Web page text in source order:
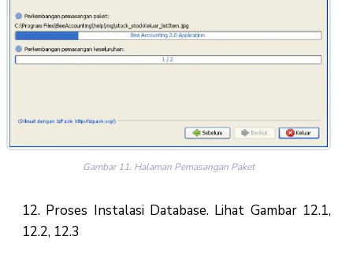
Gambar 11. Halaman Pemasangan Paket
12. Proses Instalasi Database. Lihat Gambar 12.1,
12.2, 12.3